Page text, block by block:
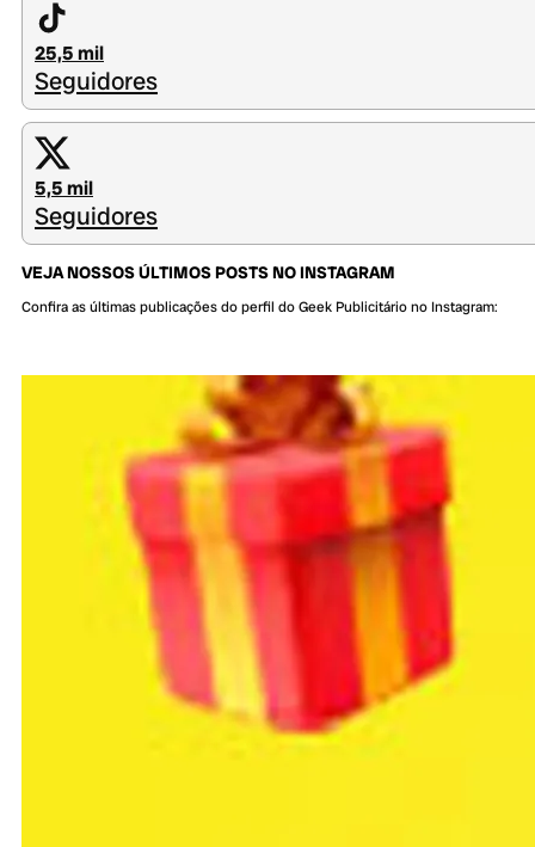
25,5 mil
Seguidores
5,5 mil
Seguidores
VEJA NOSSOS ÚLTIMOS POSTS NO INSTAGRAM
Confira as últimas publicações do perfil do Geek Publicitário no Instagram: